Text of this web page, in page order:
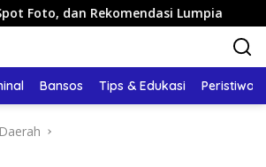
Lumpia Panduan
Bansos Tips & Edukasi Peristiwa
Daerah